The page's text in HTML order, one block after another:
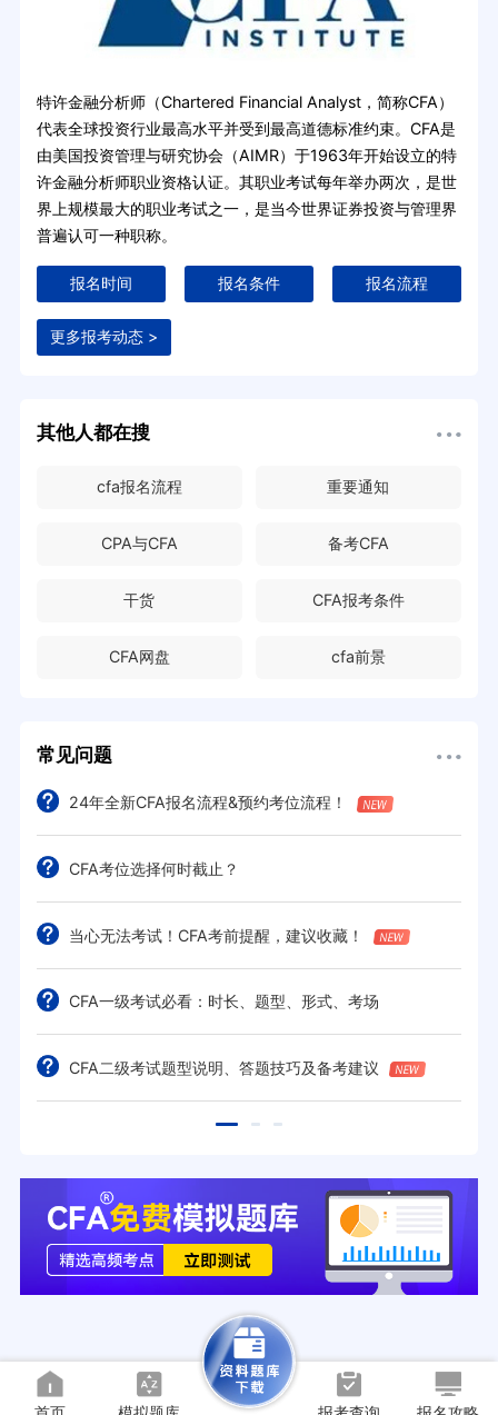
特许金融分析师（Chartered Financial Analyst，简称CFA）
代表全球投资行业最高水平并受到最高道德标准约束。CFA是
由美国投资管理与研究协会（AIMR）于1963年开始设立的特
许金融分析师职业资格认证。其职业考试每年举办两次，是世
界上规模最大的职业考试之一，是当今世界证券投资与管理界
普遍认可一种职称。
报名时间 报名条件 报名流程
更多报考动态 >
其他人都在搜
cfa报名流程 重要通知
CPA与CFA 备考CFA
干货 CFA报考条件
CFA网盘 cfa前景
常见问题
24年全新CFA报名流程&预约考位流程！
CFA考位选择何时截止？
当心无法考试！CFA考前提醒，建议收藏！
CFA一级考试必看：时长、题型、形式、考场
CFA二级考试题型说明、答题技巧及备考建议